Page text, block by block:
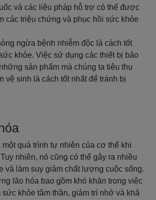
và các liệu pháp hỗ trợ có thể được
các triệu chứng và phục hồi sức khỏe
ngừa bệnh nhiễm độc là cách tốt
khỏe. Việc sử dụng các thiết bị bảo
sản phẩm mà chúng ta tiêu thụ
vệ sinh là cách tốt nhất để tránh bị
một quá trình tự nhiên của cơ thể khi
nhiên, nó cũng có thể gây ra nhiều
và làm suy giảm chất lượng cuộc sống.
lão hóa bao gồm khó khăn trong việc
khỏe tâm thần, giảm trí nhớ và khả